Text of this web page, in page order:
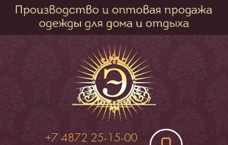
+7 4872 25-15-00